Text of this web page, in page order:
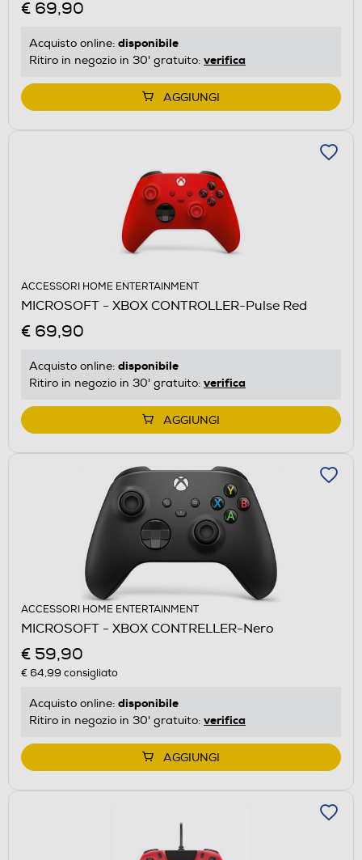
€ 69,90
Acquisto online: disponibile
Ritiro in negozio in 30' gratuito: verifica
AGGIUNGI
ACCESSORI HOME ENTERTAINMENT
MICROSOFT - XBOX CONTROLLER-Pulse Red
€ 69,90
Acquisto online: disponibile
Ritiro in negozio in 30' gratuito: verifica
AGGIUNGI
ACCESSORI HOME ENTERTAINMENT
MICROSOFT - XBOX CONTRELLER-Nero
€ 59,90
€ 64,99 consigliato
Acquisto online: disponibile
Ritiro in negozio in 30' gratuito: verifica
AGGIUNGI